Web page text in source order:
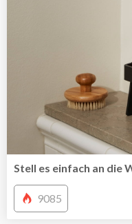
Stell es einfach an die
9085